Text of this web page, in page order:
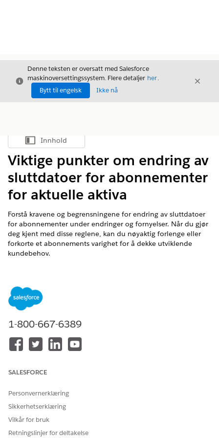
Avslutt
Denne teksten er oversatt med Salesforce
maskinoversettingssystem. Flere detaljer her.
Bytt til engelsk
Ikke nå
Avslutt
Vis innholdsfortegnelse
Innhold
Viktige punkter om endring av
sluttdatoer for abonnementer
for aktuelle aktiva
Forstå kravene og begrensningene for endring av sluttdatoer
for abonnementer under endringer og fornyelser. Når du gjør
deg kjent med disse reglene, kan du nøyaktig forlenge eller
forkorte et abonnements varighet for å dekke utviklende
kundebehov.
Tilgjengelig i Lightning Experience
Tilgjengelig i
Transaksjonsbehandling er aktivert
Begrensninger for termendringer
Se gjennom disse viktige reglene før du endrer en sluttdato
Produktbegrensninger: Du kan ikke endre sluttdatoen for
abonnementer som inneholder rampavtaler eller
Transaksjonssekvens: En termendring fungerer som den
siste transaksjonen i kjeden før et aktivum utløper.
1-800-667-6389
SALESFORCE
Personvernerklæring
Sikkerhetserklæring
Vilkår for bruk
Retningslinjer for deltakelse